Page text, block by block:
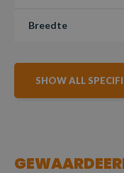
Breedte
SHOW ALL